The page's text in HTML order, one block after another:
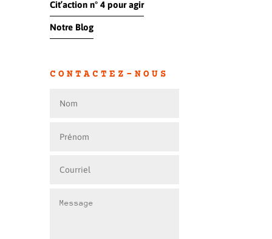
Cit’action n° 4 pour agir
Notre Blog
CONTACTEZ-NOUS